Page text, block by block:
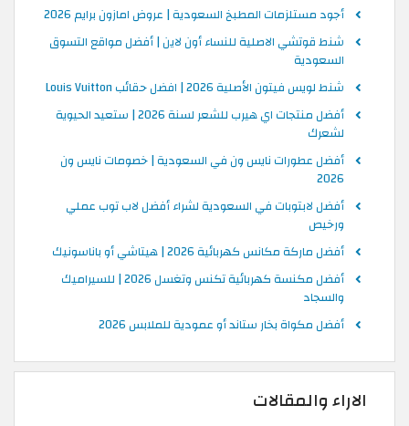
أجود مستلزمات المطبخ السعودية | عروض امازون برايم 2026
شنط قوتشي الاصلية للنساء أون لاين | أفضل مواقع التسوق
السعودية
شنط لويس فيتون الأصلية 2026 | افضل حقائب Louis Vuitton
أفضل منتجات اي هيرب للشعر لسنة 2026 | ستعيد الحيوية
لشعرك
أفضل عطورات نايس ون في السعودية | خصومات نايس ون
2026
أفضل لابتوبات في السعودية لشراء أفضل لاب توب عملي
ورخيص
أفضل ماركة مكانس كهربائية 2026 | هيتاشي أو باناسونيك
أفضل مكنسة كهربائية تكنس وتغسل 2026 | للسيراميك
والسجاد
أفضل مكواة بخار ستاند أو عمودية للملابس 2026
الاراء والمقالات